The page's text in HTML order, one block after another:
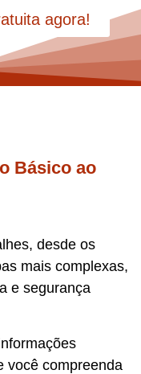
agora!
Básico ao
desde os
mais complexas,
e segurança
você compreenda